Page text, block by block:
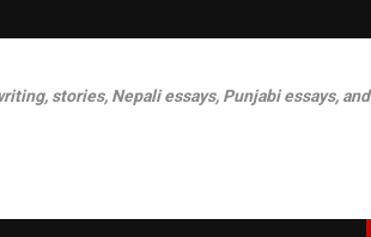
stories, Nepali essays, Punjabi essays, and